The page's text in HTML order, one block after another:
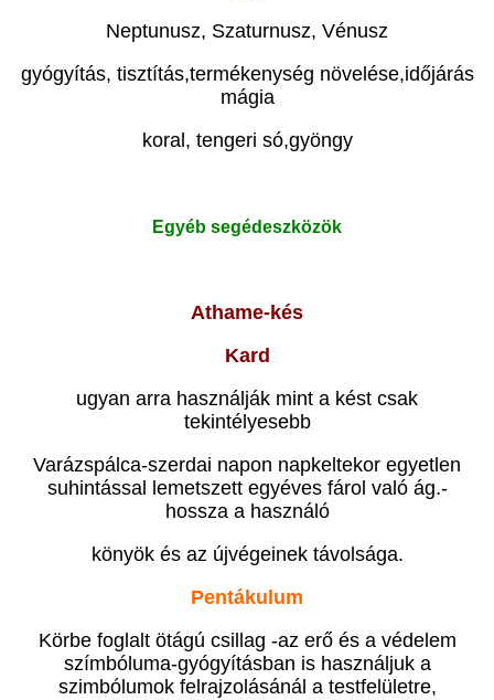
Neptunusz, Szaturnusz, Vénusz
gyógyítás, tisztítás,termékenység növelése,időjárás
mágia
koral, tengeri só,gyöngy
Egyéb segédeszközök
Athame-kés
Kard
ugyan arra használják mint a kést csak
tekintélyesebb
Varázspálca-szerdai napon napkeltekor egyetlen
suhintással lemetszett egyéves fárol való ág.-
hossza a használó
könyök és az újvégeinek távolsága.
Pentákulum
Körbe foglalt ötágú csillag -az erő és a védelem
szímbóluma-gyógyításban is használjuk a
szimbólumok felrajzolásánál a testfelületre,